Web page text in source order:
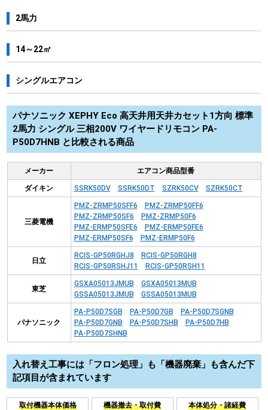
2馬力
14～22㎡
シングルエアコン
パナソニック XEPHY Eco 高天井用天井カセット1方向 標準
2馬力 シングル 三相200V ワイヤードリモコン PA-
P50D7HNB と比較される商品
メーカー エアコン商品型番
ダイキン SSRK50DV SSRK50DT SZRK50CV SZRK50CT
三菱電機
PMZ-ZRMP50SFF6
PMZ-ZRMP50FF6
PMZ-ZRMP50SF6
PMZ-ZRMP50F6
PMZ-ERMP50SFE6
PMZ-ERMP50FE6
PMZ-ERMP50SF6
PMZ-ERMP50F6
日立
RCIS-GP50RGHJ8
RCIS-GP50RGH8
RCIS-GP50RSHJ11
RCIS-GP50RSH11
東芝
GSXA05013JMUB
GSXA05013MUB
GSSA05013JMUB
GSSA05013MUB
パナソニック
PA-P50D7SGB PA-P50D7GB
PA-P50D7SGNB
PA-P50D7GNB
PA-P50D7SHB
PA-P50D7HB
PA-P50D7SHNB
入れ替え工事には「フロン処理」も「機器廃棄」も含んだ下
記項目が含まれています
取付機器本体価格 機器撤去・取付費 本体処分・諸経費